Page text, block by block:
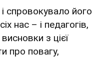
спровокувало його
нас – і педагогів,
з цієї
про повагу,